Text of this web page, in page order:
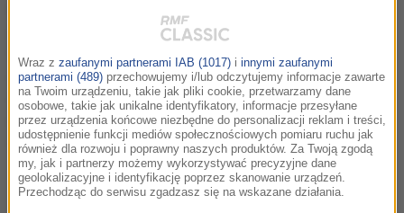
pełnometrażowym projektem fabularnym Olivera
Stone’a od dekady i filmu „Snowden”. Jak się właśnie
okazało, do ogłoszonego wcześniej odtwórcy głównej
roli, Josha Hartnetta, dołączyli w tym projekcie Michael
Douglas, Willem Dafoe, Ellen Barkin oraz syn Richarda
Gere, Homer Gere.
Wraz z zaufanymi partnerami IAB (1017) i innymi zaufanymi
partnerami (489) przechowujemy i/lub odczytujemy informacje zawarte
na Twoim urządzeniu, takie jak pliki cookie, przetwarzamy dane
osobowe, takie jak unikalne identyfikatory, informacje przesyłane
przez urządzenia końcowe niezbędne do personalizacji reklam i treści,
udostępnienie funkcji mediów społecznościowych pomiaru ruchu jak
również dla rozwoju i poprawny naszych produktów. Za Twoją zgodą
my, jak i partnerzy możemy wykorzystywać precyzyjne dane
geolokalizacyjne i identyfikację poprzez skanowanie urządzeń.
Przechodząc do serwisu zgadzasz się na wskazane działania.